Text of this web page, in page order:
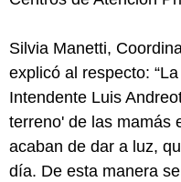
Silvia Manetti,
explicó al respecto:
Intendente Luis
terreno' de las mamás
acaban de dar a luz,
día. De esta manera